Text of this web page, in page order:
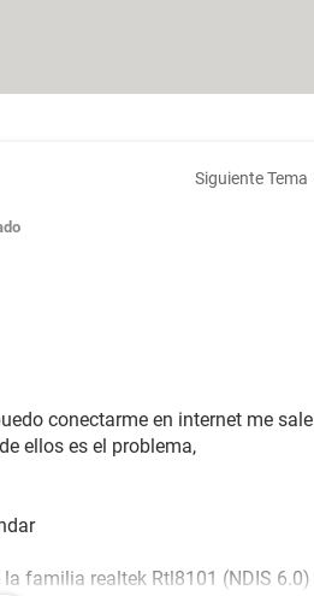
Siguiente Tema
conectarme en internet me sale
ellos es el problema,
la familia realtek Rtl8101 (NDIS 6.0)